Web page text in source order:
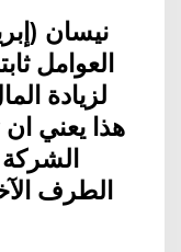
العوامل
لزيادة
الطرف